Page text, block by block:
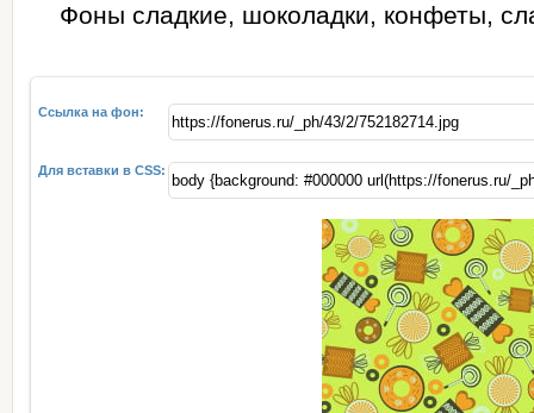
Фоны сладкие, шоколадки, конфеты,
Ссылка на фон:
Для вставки в CSS: